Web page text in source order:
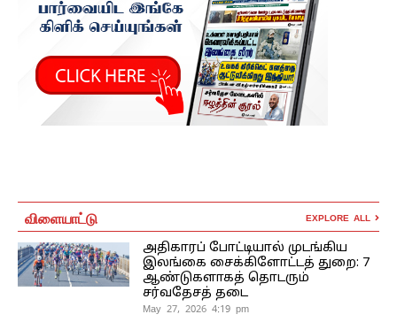
விளையாட்டு EXPLORE ALL
அதிகாரப் போட்டியால் முடங்கிய
இலங்கை சைக்கிளோட்டத் துறை: 7
ஆண்டுகளாகத் தொடரும்
சர்வதேசத் தடை
May 27, 2026 4:19 pm